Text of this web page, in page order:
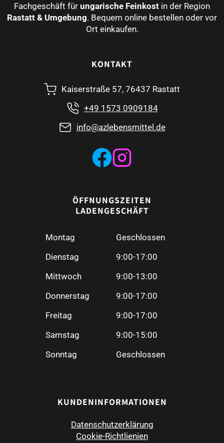
Fachgeschäft für ungarische Feinkost in der Region
Rastatt & Umgebung. Bequem online bestellen oder vor
Ort einkaufen.
KONTAKT
Kaiserstraße 57, 76437 Rastatt
+49 1573 0909184
info@azlebensmittel.de
ÖFFNUNGSZEITEN
LADENGESCHÄFT
Montag
Geschlossen
Dienstag
9:00-17:00
Mittwoch
9:00-13:00
Donnerstag
9:00-17:00
Freitag
9:00-17:00
Samstag
9:00-15:00
Sonntag
Geschlossen
KUNDENINFORMATIONEN
Datenschutzerklärung
Cookie-Richtlienien